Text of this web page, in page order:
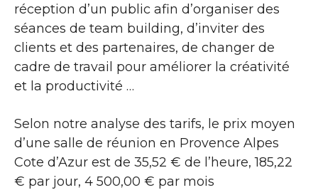
réception d’un public afin d’organiser des
séances de team building, d’inviter des
clients et des partenaires, de changer de
cadre de travail pour améliorer la créativité
et la productivité …
Selon notre analyse des tarifs, le prix moyen
d’une salle de réunion en Provence Alpes
Cote d’Azur est de 35,52 € de l’heure, 185,22
€ par jour, 4 500,00 € par mois